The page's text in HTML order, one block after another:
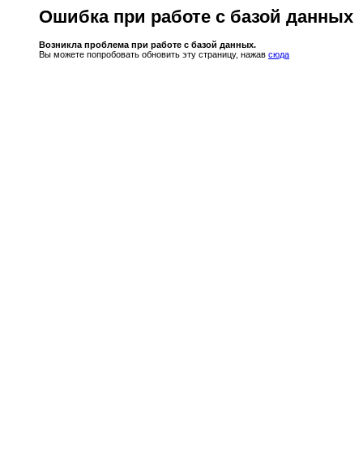
Ошибка при работе с базой данных
Возникла проблема при работе с базой данных.
Вы можете попробовать обновить эту страницу, нажав сюда